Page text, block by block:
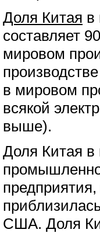
Доля Китая в
составляет
мировом
в мировом
всякой
выше).
Доля Китая
США. Доля